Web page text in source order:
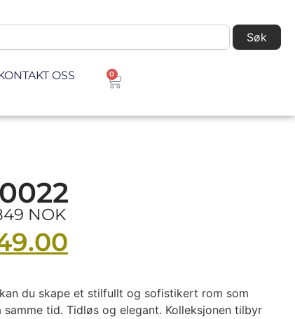
Søk
OSS 0
NOK
du skape et stilfullt og sofistikert rom som
tid. Tidløs og elegant. Kolleksjonen tilbyr